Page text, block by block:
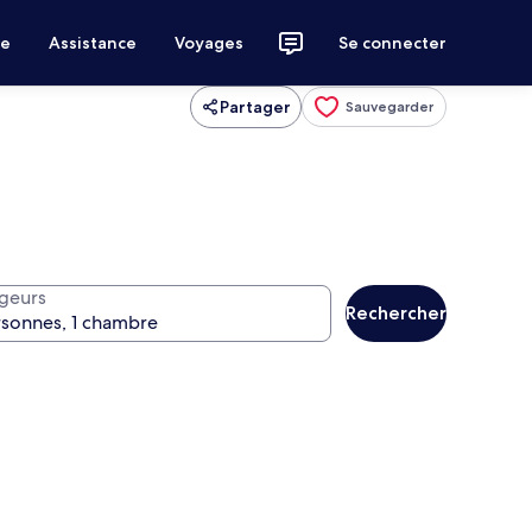
Assistance Voyages Se connecter
Partager Sauvegarder
Rechercher